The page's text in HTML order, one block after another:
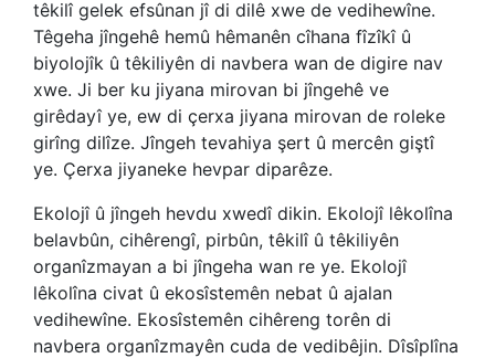
têkilî gelek efsûnan jî di dilê xwe de vedihewîne.
Têgeha jîngehê hemû hêmanên cîhana fîzîkî û
biyolojîk û têkiliyên di navbera wan de digire nav
xwe. Ji ber ku jiyana mirovan bi jîngehê ve
girêdayî ye, ew di çerxa jiyana mirovan de roleke
girîng dilîze. Jîngeh tevahiya şert û mercên giştî
ye. Çerxa jiyaneke hevpar diparêze.
Ekolojî û jîngeh hevdu xwedî dikin. Ekolojî lêkolîna
belavbûn, cihêrengî, pirbûn, têkilî û têkiliyên
organîzmayan a bi jîngeha wan re ye. Ekolojî
lêkolîna civat û ekosîstemên nebat û ajalan
vedihewîne. Ekosîstemên cihêreng torên di
navbera organîzmayên cuda de vedibêjin. Dîsîplîna